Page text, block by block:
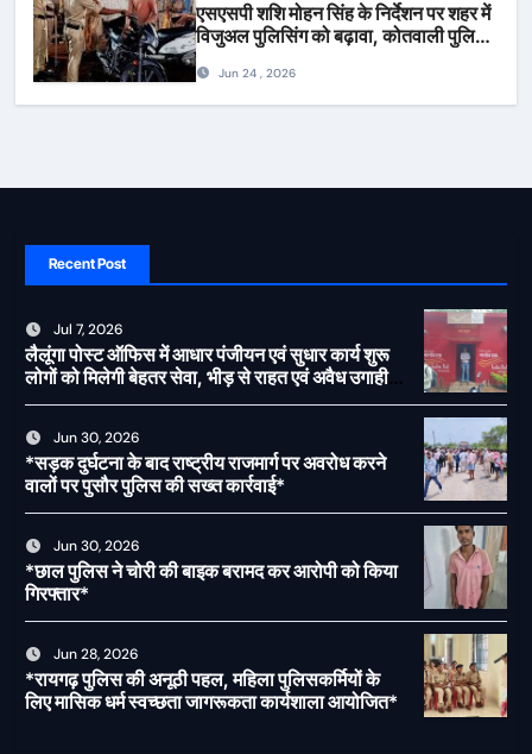
एसएसपी शशि मोहन सिंह के निर्देशन पर शहर में
विजुअल पुलिसिंग को बढ़ावा, कोतवाली पुलिस
Jun 24 , 2026
Recent Post
Jul 7, 2026
लैलूंगा पोस्ट ऑफिस में आधार पंजीयन एवं सुधार कार्य शुरू
लोगों को मिलेगी बेहतर सेवा, भीड़ से राहत एवं अवैध उगाही
पर लगेगी रोक
Jun 30, 2026
*सड़क दुर्घटना के बाद राष्ट्रीय राजमार्ग पर अवरोध करने
वालों पर पुसौर पुलिस की सख्त कार्रवाई*
Jun 30, 2026
*छाल पुलिस ने चोरी की बाइक बरामद कर आरोपी को किया
गिरफ्तार*
Jun 28, 2026
*रायगढ़ पुलिस की अनूठी पहल, महिला पुलिसकर्मियों के
लिए मासिक धर्म स्वच्छता जागरूकता कार्यशाला आयोजित*